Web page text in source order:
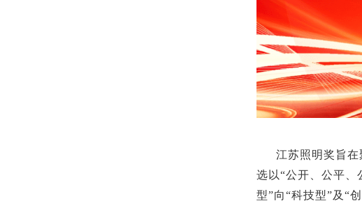
江苏照明奖旨
选以“公开、公平、
型”向“科技型”及“